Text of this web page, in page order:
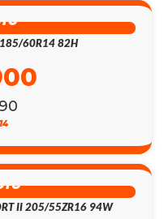
185/60R14 82H
II 205/55ZR16 94W